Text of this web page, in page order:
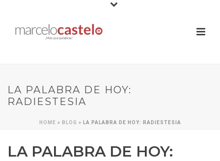
LA PALABRA DE HOY:
RADIESTESIA
HOME » BLOG » LA PALABRA DE HOY: RADIESTESIA
LA PALABRA DE HOY: